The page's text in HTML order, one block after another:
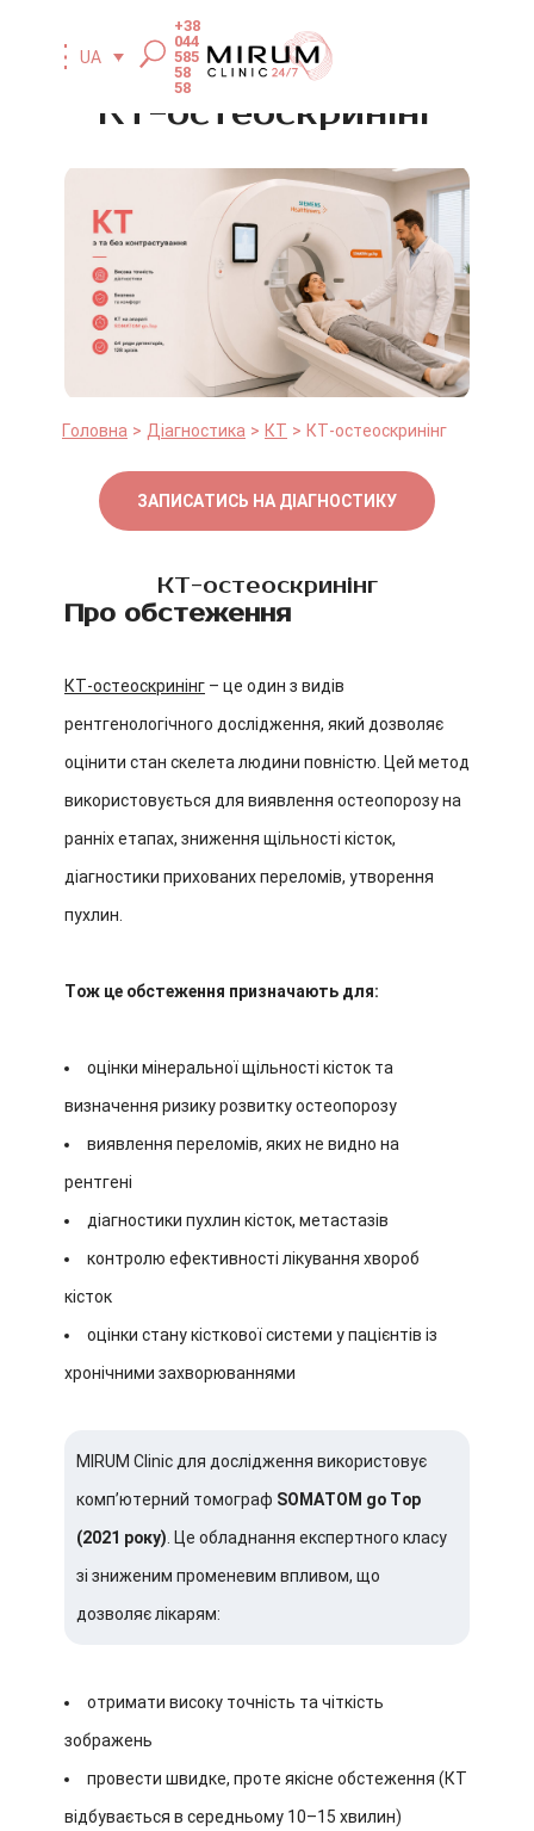
UA
+38
044
585
58
58
КТ-остеоскринінг
Головна Діагностика КТ КТ-остеоскринінг
ЗАПИСАТИСЬ НА ДІАГНОСТИКУ
КТ-остеоскринінг
Про обстеження
КТ-остеоскринінг – це один з видів
рентгенологічного дослідження, який дозволяє
оцінити стан скелета людини повністю. Цей метод
використовується для виявлення остеопорозу на
ранніх етапах, зниження щільності кісток,
діагностики прихованих переломів, утворення
пухлин.
Тож це обстеження призначають для:
оцінки мінеральної щільності кісток та
визначення ризику розвитку остеопорозу
виявлення переломів, яких не видно на
рентгені
діагностики пухлин кісток, метастазів
контролю ефективності лікування хвороб
кісток
оцінки стану кісткової системи у пацієнтів із
хронічними захворюваннями
MIRUM Clinic для дослідження використовує
комп’ютерний томограф SOMATOM go Top
(2021 року) . Це обладнання експертного класу
зі зниженим променевим впливом, що
дозволяє лікарям:
отримати високу точність та чіткість
зображень
провести швидке, проте якісне обстеження (КТ
відбувається в середньому 10–15 хвилин)